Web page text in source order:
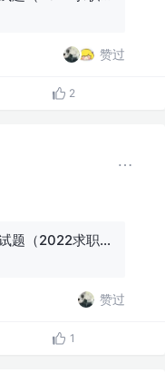
赞过
2
精心整理HTML/CSS面试题（2022求职必看）
赞过
1